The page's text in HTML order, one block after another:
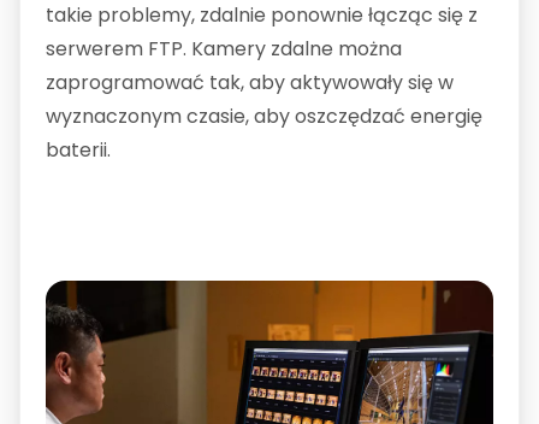
takie problemy, zdalnie ponownie łącząc się z
serwerem FTP. Kamery zdalne można
zaprogramować tak, aby aktywowały się w
wyznaczonym czasie, aby oszczędzać energię
baterii.